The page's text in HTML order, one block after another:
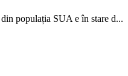
populația SUA e în stare d...